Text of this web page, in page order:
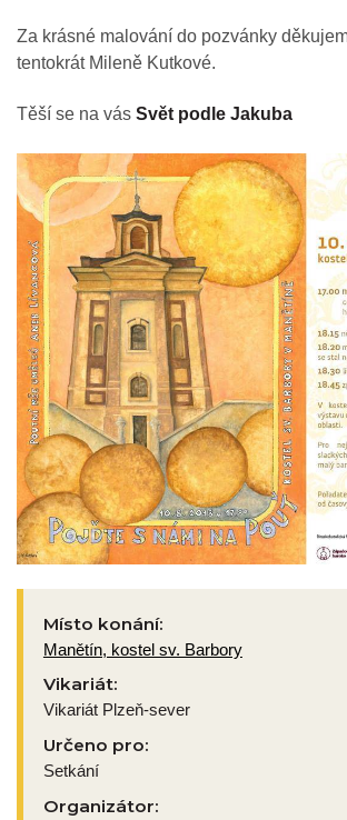
Za krásné malování do pozvánky
tentokrát Mileně Kutkové.
Těší se na vás Svět podle Jakuba
Místo konání:
Manětín, kostel sv. Barbory
Vikariát:
Vikariát Plzeň-sever
Určeno pro:
Setkání
Organizátor: